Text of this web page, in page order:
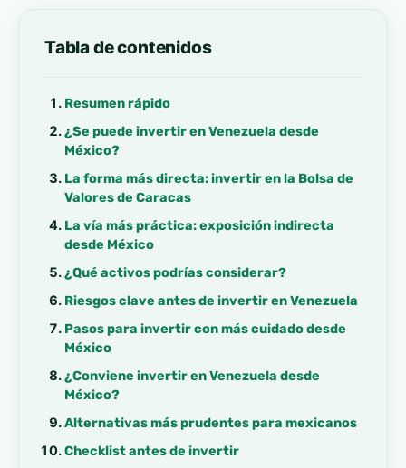
Tabla de contenidos
Resumen rápido
¿Se puede invertir en Venezuela desde
México?
La forma más directa: invertir en la Bolsa de
Valores de Caracas
La vía más práctica: exposición indirecta
desde México
¿Qué activos podrías considerar?
Riesgos clave antes de invertir en Venezuela
Pasos para invertir con más cuidado desde
México
¿Conviene invertir en Venezuela desde
México?
Alternativas más prudentes para mexicanos
Checklist antes de invertir